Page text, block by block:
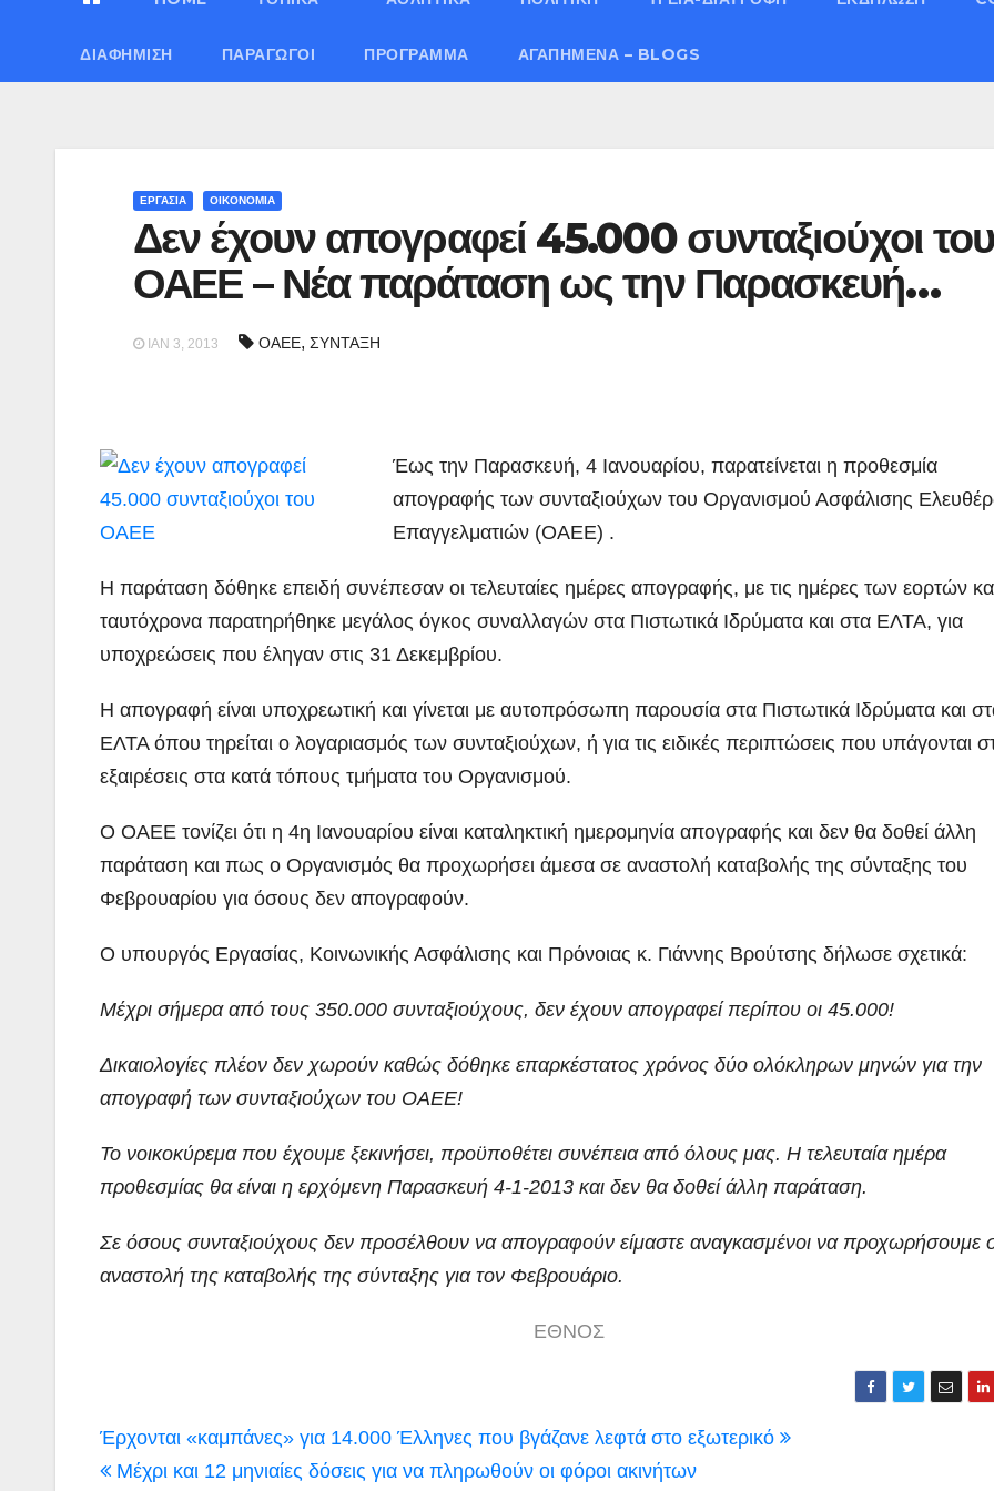
ΔΙΑΦΉΜΙΣΗ ΠΑΡΑΓΩΓΟΊ ΠΡΌΓΡΑΜΜΑ ΑΓΑΠΗΜΈΝΑ – BLOGS
ΕΡΓΑΣΙΑ ΟΙΚΟΝΟΜΙΑ
Δεν έχουν απογραφεί 45.000 συνταξιούχοι του
ΟΑΕΕ – Νέα παράταση ως την Παρασκευή…
ΙΑΝ 3, 2013 ΟΑΕΕ, ΣΥΝΤΑΞΗ
Έως την Παρασκευή, 4 Ιανουαρίου, παρατείνεται η προθεσμία
απογραφής των συνταξιούχων του Οργανισμού Ασφάλισης
Επαγγελματιών (ΟΑΕΕ) .
Η παράταση δόθηκε επειδή συνέπεσαν οι τελευταίες ημέρες απογραφής, με τις ημέρες των εορτών
ταυτόχρονα παρατηρήθηκε μεγάλος όγκος συναλλαγών στα Πιστωτικά Ιδρύματα και στα ΕΛΤΑ, για
υποχρεώσεις που έληγαν στις 31 Δεκεμβρίου.
Η απογραφή είναι υποχρεωτική και γίνεται με αυτοπρόσωπη παρουσία στα Πιστωτικά Ιδρύματα και
ΕΛΤΑ όπου τηρείται ο λογαριασμός των συνταξιούχων, ή για τις ειδικές περιπτώσεις που υπάγονται
εξαιρέσεις στα κατά τόπους τμήματα του Οργανισμού.
Ο ΟΑΕΕ τονίζει ότι η 4η Ιανουαρίου είναι καταληκτική ημερομηνία απογραφής και δεν θα δοθεί άλλη
παράταση και πως ο Οργανισμός θα προχωρήσει άμεσα σε αναστολή καταβολής της σύνταξης του
Φεβρουαρίου για όσους δεν απογραφούν.
O υπουργός Εργασίας, Κοινωνικής Ασφάλισης και Πρόνοιας κ. Γιάννης Βρούτσης δήλωσε σχετικά:
Μέχρι σήμερα από τους 350.000 συνταξιούχους, δεν έχουν απογραφεί περίπου οι 45.000!
Δικαιολογίες πλέον δεν χωρούν καθώς δόθηκε επαρκέστατος χρόνος δύο ολόκληρων μηνών για την
απογραφή των συνταξιούχων του ΟΑΕΕ!
Το νοικοκύρεμα που έχουμε ξεκινήσει, προϋποθέτει συνέπεια από όλους μας. Η τελευταία ημέρα
προθεσμίας θα είναι η ερχόμενη Παρασκευή 4-1-2013 και δεν θα δοθεί άλλη παράταση.
Σε όσους συνταξιούχους δεν προσέλθουν να απογραφούν είμαστε αναγκασμένοι να προχωρήσουμε
αναστολή της καταβολής της σύνταξης για τον Φεβρουάριο.
ΕΘΝΟΣ
Πλοήγηση
άρθρων
Έρχονται «καμπάνες» για 14.000 Έλληνες που βγάζανε λεφτά στο εξωτερικό
Μέχρι και 12 μηνιαίες δόσεις για να πληρωθούν οι φόροι ακινήτων